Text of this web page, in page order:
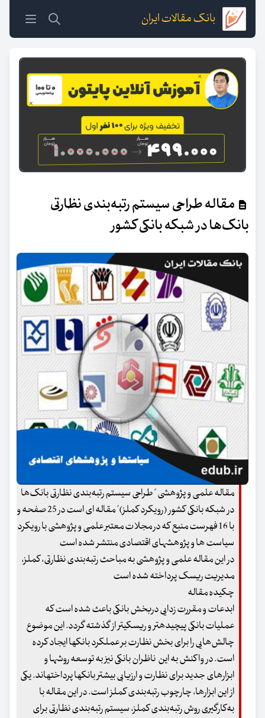
بانک مقالات ایران
مقاله طراحی سیستم رتبه‌بندی نظارتی
بانک‌ها در شبکه بانکی کشور
مقاله علمی و پژوهشی " طراحی سیستم رتبه‌بندی نظارتی بانک‌ها
در شبکه بانکی کشور (رویکرد کملز)" مقاله ای است در 25 صفحه و
با 16 فهرست منبع که در مجلات معتبر علمی و پژوهشی با رویکرد
سیاست ها و پژوهشهای اقتصادی منتشر شده است
در این مقاله علمی و پژوهشی به مباحث رتبه‌بندی نظارتی، کملز،
مدیریت ریسک پرداخته شده است
چکیده مقاله
ابدعات و مقررت زدایی دربخش بانکی باعث شده است که
عملیات بانکی پیچیده­تر و ریسکی­تر از گذشته گردد. این موضوع
چالش‌هایی را برای بخش نظارت بر عملکرد بانک­ها ایجاد کرده
است. در واکنش به این ناظران بانکی نیز به توسعه روش­ها و
ابزارهای جدید برای نظارت و ارزیابی بیشتر بانک­ها پرداخته­اند. یکی
از این ابزارها، چارچوب رتبه‌بندی کملز است. در این مقاله با
به‌کارگیری روش رتبه‌بندی کملز، سیستم رتبه‌بندی نظارتی برای